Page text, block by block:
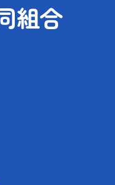
組合